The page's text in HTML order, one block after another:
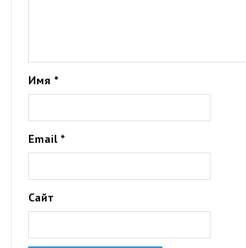
Имя *
Email *
Сайт